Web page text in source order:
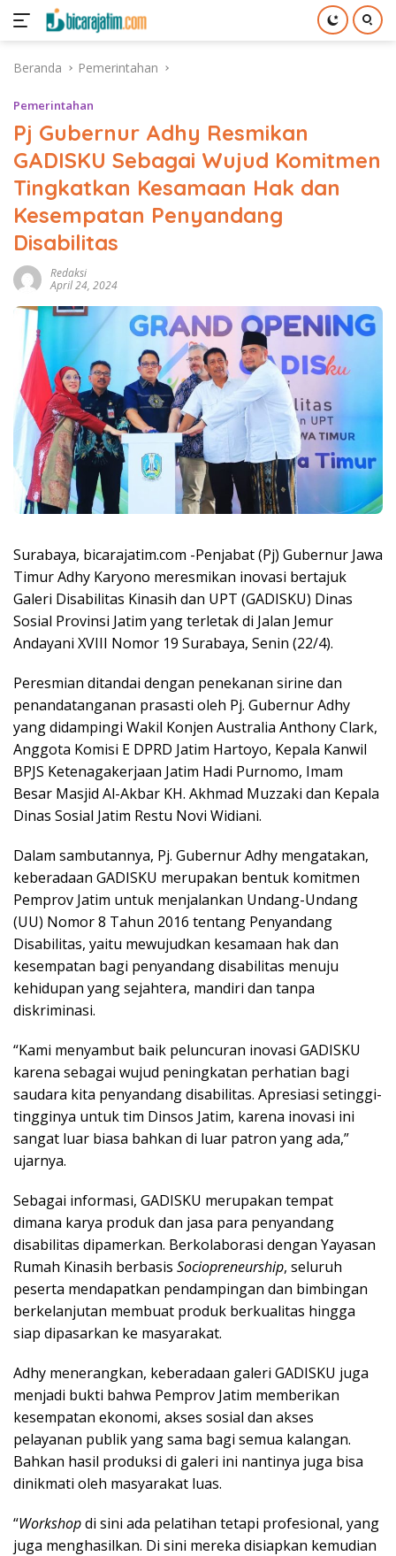
Beranda Pemerintahan
Pemerintahan
Pj Gubernur Adhy Resmikan
GADISKU Sebagai Wujud Komitmen
Tingkatkan Kesamaan Hak dan
Kesempatan Penyandang
Disabilitas
Redaksi
April 24, 2024
Surabaya, bicarajatim.com -Penjabat (Pj) Gubernur Jawa
Timur Adhy Karyono meresmikan inovasi bertajuk
Galeri Disabilitas Kinasih dan UPT (GADISKU) Dinas
Sosial Provinsi Jatim yang terletak di Jalan Jemur
Andayani XVIII Nomor 19 Surabaya, Senin (22/4).
Peresmian ditandai dengan penekanan sirine dan
penandatanganan prasasti oleh Pj. Gubernur Adhy
yang didampingi Wakil Konjen Australia Anthony Clark,
Anggota Komisi E DPRD Jatim Hartoyo, Kepala Kanwil
BPJS Ketenagakerjaan Jatim Hadi Purnomo, Imam
Besar Masjid Al-Akbar KH. Akhmad Muzzaki dan Kepala
Dinas Sosial Jatim Restu Novi Widiani.
Dalam sambutannya, Pj. Gubernur Adhy mengatakan,
keberadaan GADISKU merupakan bentuk komitmen
Pemprov Jatim untuk menjalankan Undang-Undang
(UU) Nomor 8 Tahun 2016 tentang Penyandang
Disabilitas, yaitu mewujudkan kesamaan hak dan
kesempatan bagi penyandang disabilitas menuju
kehidupan yang sejahtera, mandiri dan tanpa
diskriminasi.
“Kami menyambut baik peluncuran inovasi GADISKU
karena sebagai wujud peningkatan perhatian bagi
saudara kita penyandang disabilitas. Apresiasi setinggi-
tingginya untuk tim Dinsos Jatim, karena inovasi ini
sangat luar biasa bahkan di luar patron yang ada,”
ujarnya.
Sebagai informasi, GADISKU merupakan tempat
dimana karya produk dan jasa para penyandang
disabilitas dipamerkan. Berkolaborasi dengan Yayasan
Rumah Kinasih berbasis Sociopreneurship, seluruh
peserta mendapatkan pendampingan dan bimbingan
berkelanjutan membuat produk berkualitas hingga
siap dipasarkan ke masyarakat.
Adhy menerangkan, keberadaan galeri GADISKU juga
menjadi bukti bahwa Pemprov Jatim memberikan
kesempatan ekonomi, akses sosial dan akses
pelayanan publik yang sama bagi semua kalangan.
Bahkan hasil produksi di galeri ini nantinya juga bisa
dinikmati oleh masyarakat luas.
“Workshopdi sini ada pelatihan tetapi profesional, yang
juga menghasilkan. Di sini mereka disiapkan kemudian